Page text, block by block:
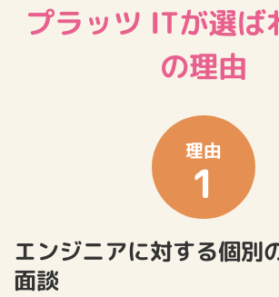
プラッツ ITが選ば
の理由
理由
1
エンジニアに対する個別
面談